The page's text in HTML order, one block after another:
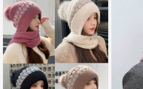
4.92 1.5K Volgers